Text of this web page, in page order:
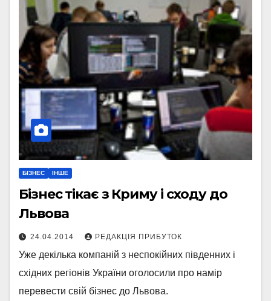
БІЗНЕС ІНШЕ
Бізнес тікає з Криму і сходу до
Львова
24.04.2014 РЕДАКЦІЯ ПРИБУТОК
Уже декілька компаній з неспокійних південних і
східних регіонів України оголосили про намір
перевести свій бізнес до Львова.